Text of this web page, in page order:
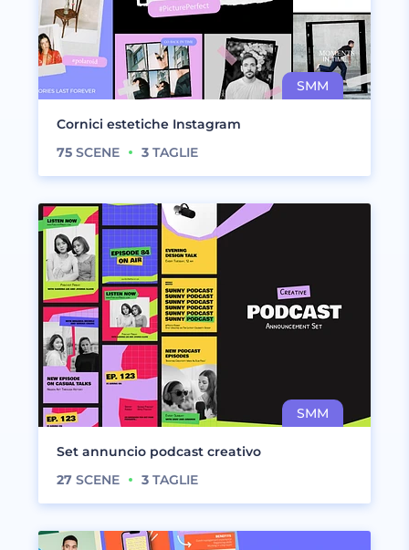
Cornici estetiche Instagram
75 SCENE 3 TAGLIE
Set annuncio podcast creativo
27 SCENE 3 TAGLIE